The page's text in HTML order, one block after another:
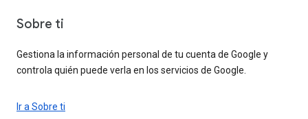
Sobre ti
Gestiona la información personal de tu cuenta de Google y
controla quién puede verla en los servicios de Google.
Ir a Sobre ti